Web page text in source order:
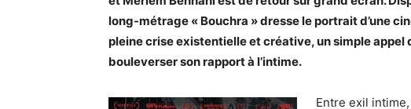
long-métrage « Bouchra » dresse le portrait d’une
pleine crise existentielle et créative, un simple appel
bouleverser son rapport à l’intime.
Entre exil